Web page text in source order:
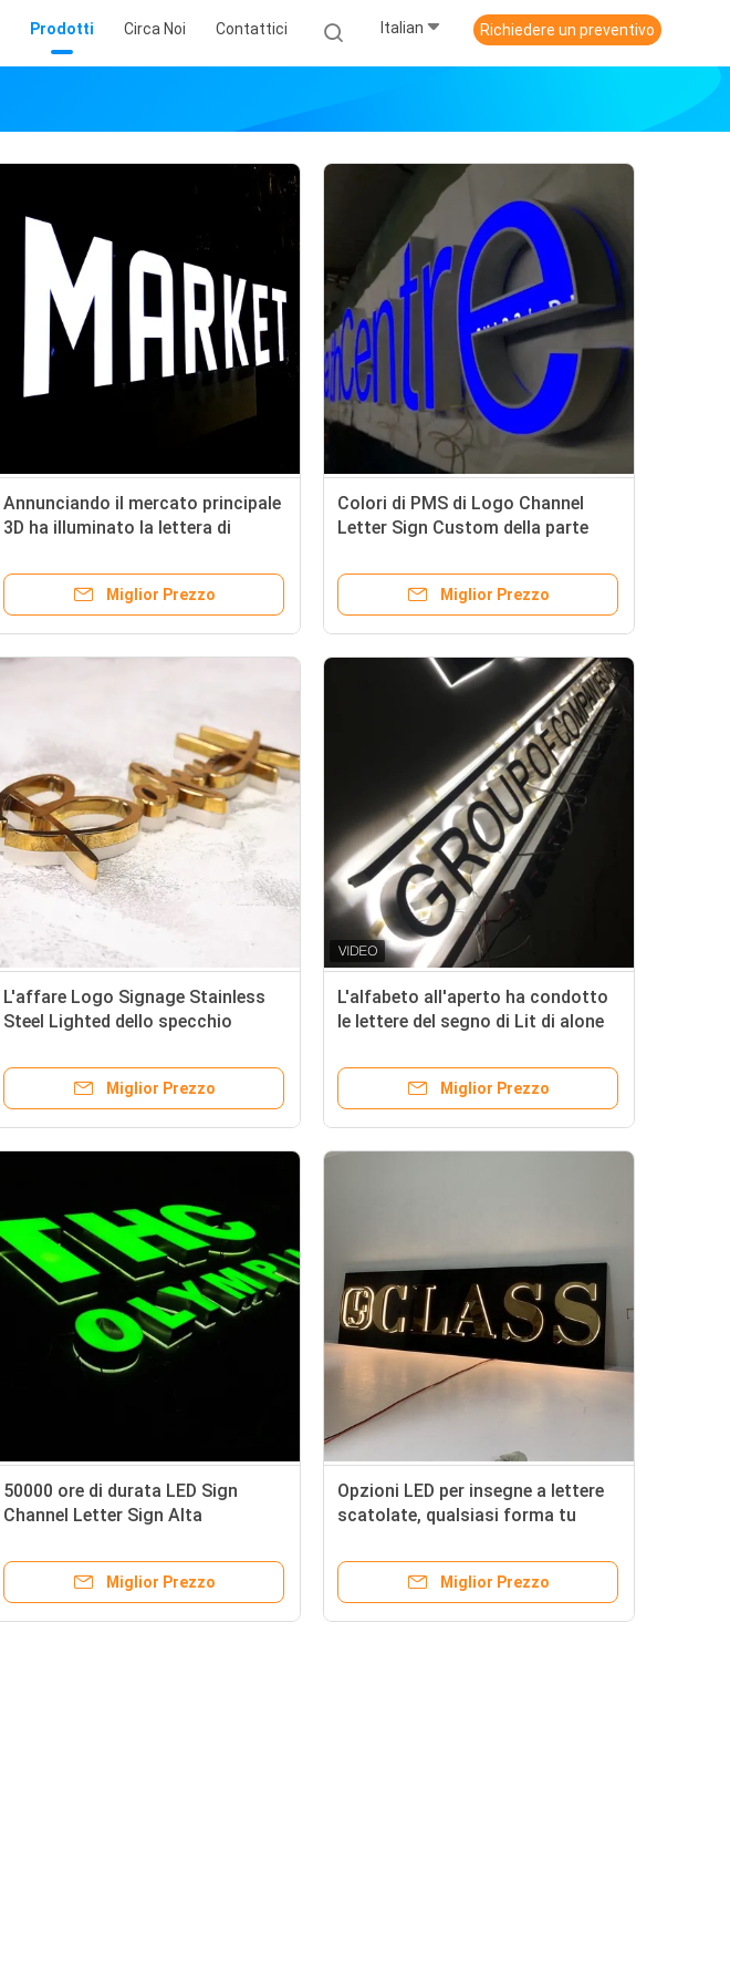
Prodotti Circa Noi Contattici Italian Richiedere un preventivo
Annunciando il mercato principale
3D ha illuminato la lettera di
Miglior Prezzo
Colori di PMS di Logo Channel
Letter Sign Custom della parte
Miglior Prezzo
L'affare Logo Signage Stainless
Steel Lighted dello specchio
anteriori
Miglior Prezzo
L'alfabeto all'aperto ha condotto
le lettere del segno di Lit di alone
Miglior Prezzo
50000 ore di durata LED Sign
Channel Letter Sign Alta
intemperie Display pubblicitario
commercialeMiglior Prezzo
Opzioni LED per insegne a lettere
scatolate, qualsiasi forma tu
durature per il branding retail e
corporate
Miglior Prezzo